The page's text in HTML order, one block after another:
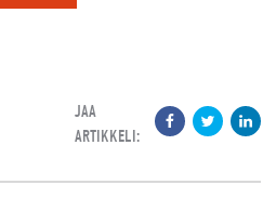
JAA
ARTIKKELI: